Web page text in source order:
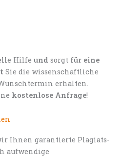
Hilfe und sorgt für eine
Sie die wissenschaftliche
erhalten.
kostenlose Anfrage!
Ihnen garantierte Plagiats-
aufwendige